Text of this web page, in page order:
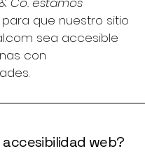
que nuestro sitio
sea accesible
con
accesibilidad web?